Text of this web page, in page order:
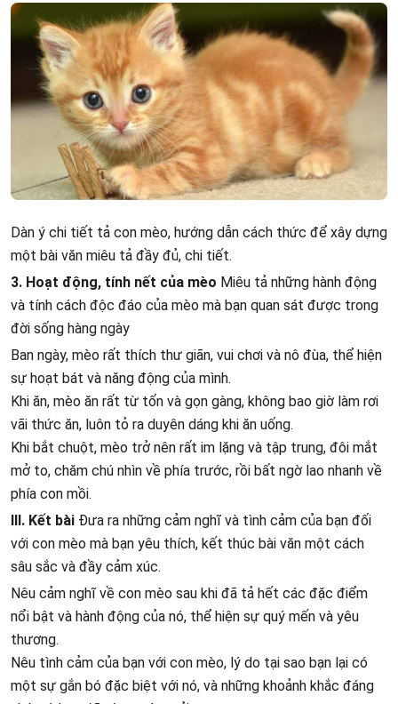
Dàn ý chi tiết tả con mèo, hướng dẫn cách thức để xây dựng
một bài văn miêu tả đầy đủ, chi tiết.
3. Hoạt động, tính nết của mèo Miêu tả những hành động
và tính cách độc đáo của mèo mà bạn quan sát được trong
đời sống hàng ngày
Ban ngày, mèo rất thích thư giãn, vui chơi và nô đùa, thể hiện
sự hoạt bát và năng động của mình.
Khi ăn, mèo ăn rất từ tốn và gọn gàng, không bao giờ làm rơi
vãi thức ăn, luôn tỏ ra duyên dáng khi ăn uống.
Khi bắt chuột, mèo trở nên rất im lặng và tập trung, đôi mắt
mở to, chăm chú nhìn về phía trước, rồi bất ngờ lao nhanh về
phía con mồi.
III. Kết bài Đưa ra những cảm nghĩ và tình cảm của bạn đối
với con mèo mà bạn yêu thích, kết thúc bài văn một cách
sâu sắc và đầy cảm xúc.
Nêu cảm nghĩ về con mèo sau khi đã tả hết các đặc điểm
nổi bật và hành động của nó, thể hiện sự quý mến và yêu
thương.
Nêu tình cảm của bạn với con mèo, lý do tại sao bạn lại có
một sự gắn bó đặc biệt với nó, và những khoảnh khắc đáng